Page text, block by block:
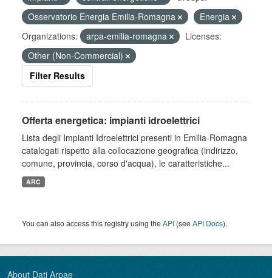
Osservatorio Energia Emilia-Romagna
Energia
Organizations:
arpa-emilia-romagna
Licenses:
Other (Non-Commercial)
Filter Results
Offerta energetica: impianti idroelettrici
Lista degli Impianti Idroelettrici presenti in Emilia-Romagna
catalogati rispetto alla collocazione geografica (indirizzo,
comune, provincia, corso d'acqua), le caratteristiche...
ARC
You can also access this registry using theAPI (seeAPI Docs).
About Dati Arpae